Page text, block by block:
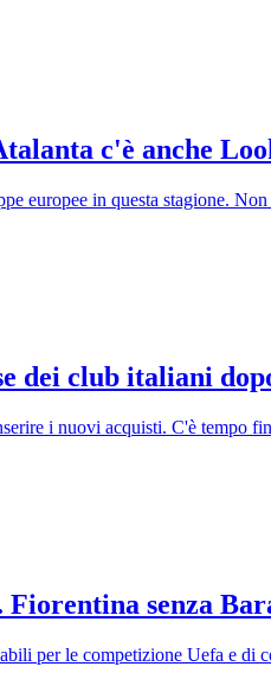
c'è anche
europee in questa stagione.
dei club italiani
i nuovi acquisti. C'è tempo
senza
per le competizione Uefa e di